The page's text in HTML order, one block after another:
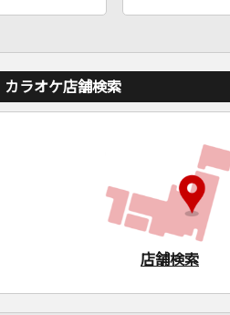
カラオケ店舗検索
店舗検索